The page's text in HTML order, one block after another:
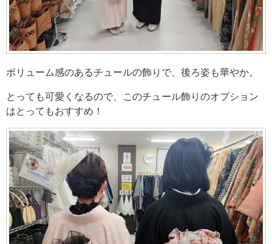
ボリューム感のあるチュールの飾りで、後ろ姿も華やか。
とっても可愛くなるので、このチュール飾りのオプション
はとってもおすすめ！